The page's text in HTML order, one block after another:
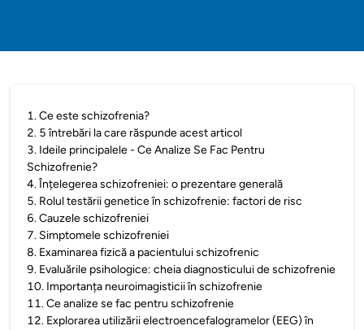
1.Ce este schizofrenia?
2. 5 întrebări la care răspunde acest articol
3. Ideile principalele - Ce Analize Se Fac Pentru
Schizofrenie?
4.Înțelegerea schizofreniei: o prezentare generală
5. Rolul testării genetice în schizofrenie: factori de risc
6.Cauzele schizofreniei
7. Simptomele schizofreniei
8. Examinarea fizică a pacientului schizofrenic
9. Evaluările psihologice: cheia diagnosticului de schizofrenie
10. Importanța neuroimagisticii în schizofrenie
11.Ce analize se fac pentru schizofrenie
12. Explorarea utilizării electroencefalogramelor (EEG) în